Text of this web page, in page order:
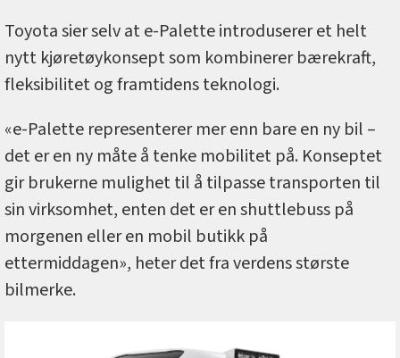
Toyota sier selv at e-Palette introduserer et helt
nytt kjøretøykonsept som kombinerer bærekraft,
fleksibilitet og framtidens teknologi.
«e-Palette representerer mer enn bare en ny bil –
det er en ny måte å tenke mobilitet på. Konseptet
gir brukerne mulighet til å tilpasse transporten til
sin virksomhet, enten det er en shuttlebuss på
morgenen eller en mobil butikk på
ettermiddagen», heter det fra verdens største
bilmerke.